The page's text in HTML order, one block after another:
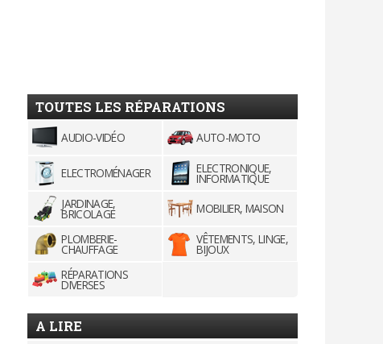
TOUTES LES RÉPARATIONS
AUDIO-VIDÉO AUTO-MOTO
ELECTROMÉNAGER ELECTRONIQUE,
INFORMATIQUE
JARDINAGE,
BRICOLAGE
MOBILIER, MAISON
PLOMBERIE-
CHAUFFAGE
VÊTEMENTS, LINGE,
BIJOUX
RÉPARATIONS
DIVERSES
A LIRE